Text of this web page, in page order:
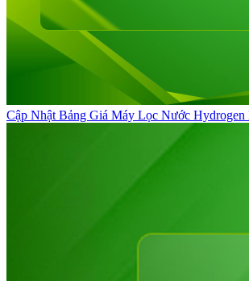
Cập Nhật Bảng Giá Máy Lọc Nước Hydrogen